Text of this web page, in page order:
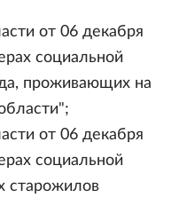
от 06 декабря
социальной
проживающих на
от 06 декабря
социальной
старожилов